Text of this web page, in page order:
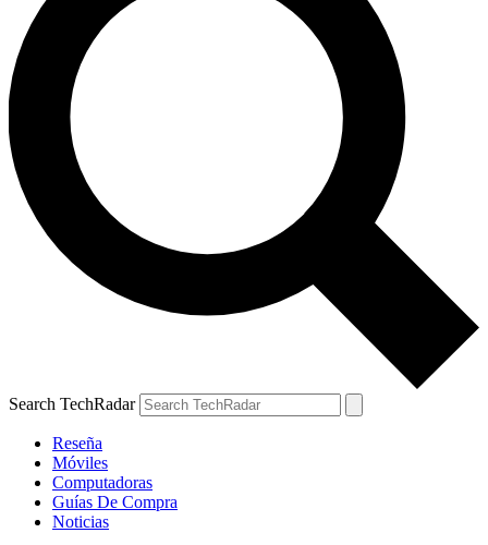
Search TechRadar
Reseña
Móviles
Computadoras
Guías De Compra
Noticias